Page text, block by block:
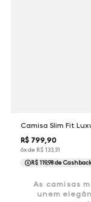
R$ 799 90
6x de R$ 133,31
R$ 119,98de Cashback
As camisas
unem